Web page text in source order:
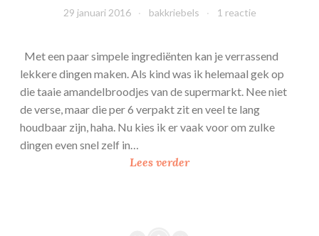
29 januari 2016 bakkriebels 1 reactie
Met een paar simpele ingrediënten kan je verrassend
lekkere dingen maken. Als kind was ik helemaal gek op
die taaie amandelbroodjes van de supermarkt. Nee niet
de verse, maar die per 6 verpakt zit en veel te lang
houdbaar zijn, haha. Nu kies ik er vaak voor om zulke
dingen even snel zelf in…
Lees verderA